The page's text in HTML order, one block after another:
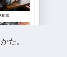
た。